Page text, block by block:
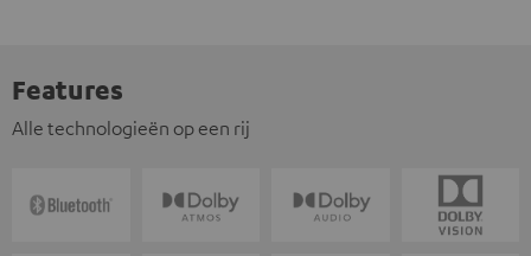
Features
Alle technologieën op een rij